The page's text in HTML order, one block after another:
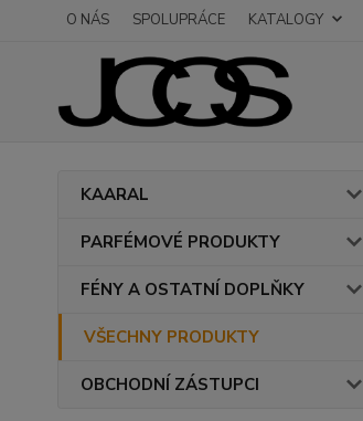
O NÁS SPOLUPRÁCE KATALOGY
KAARAL
PARFÉMOVÉ PRODUKTY
FÉNY A OSTATNÍ DOPLŇKY
VŠECHNY PRODUKTY
OBCHODNÍ ZÁSTUPCI